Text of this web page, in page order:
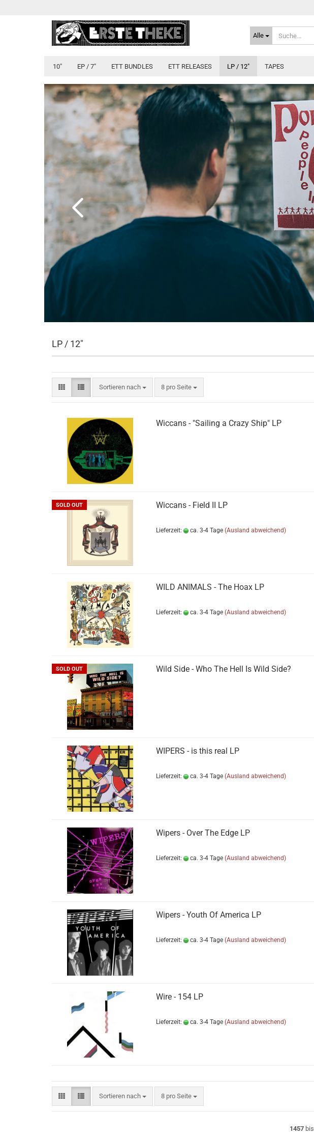
Alle
10" EP / 7" ETT BUNDLES ETT RELEASES LP / 12" TAPES
LP / 12"
Sortieren nach
Sortieren nach 8 pro Seite
pro Seite
Wiccans - "Sailing a Crazy Ship" LP
SOLD OUT Wiccans - Field II LP
Lieferzeit: ca. 3-4 Tage (Ausland abweichend)
WILD ANIMALS - The Hoax LP
Lieferzeit: ca. 3-4 Tage (Ausland abweichend)
SOLD OUT
Wild Side - Who The Hell Is Wild Side?
WIPERS - is this real LP
Lieferzeit: ca. 3-4 Tage (Ausland abweichend)
Wipers - Over The Edge LP
Lieferzeit: ca. 3-4 Tage (Ausland abweichend)
Wipers - Youth Of America LP
Lieferzeit: ca. 3-4 Tage (Ausland abweichend)
Wire - 154 LP
Lieferzeit: ca. 3-4 Tage (Ausland abweichend)
Sortieren nach
Sortieren nach 8 pro Seite
pro Seite
1457bis